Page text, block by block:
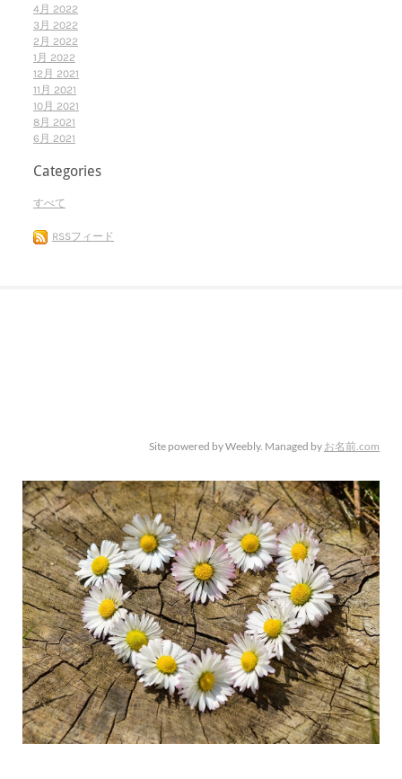
4月 2022
3月 2022
2月 2022
1月 2022
12月 2021
11月 2021
10月 2021
8月 2021
6月 2021
Categories
すべて
RSSフィード
Site powered by Weebly. Managed by お名前.com